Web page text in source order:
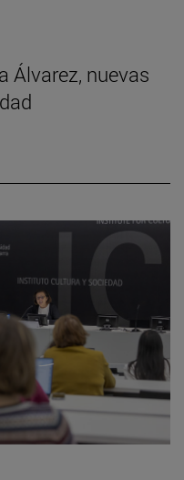
Álvarez, nuevas